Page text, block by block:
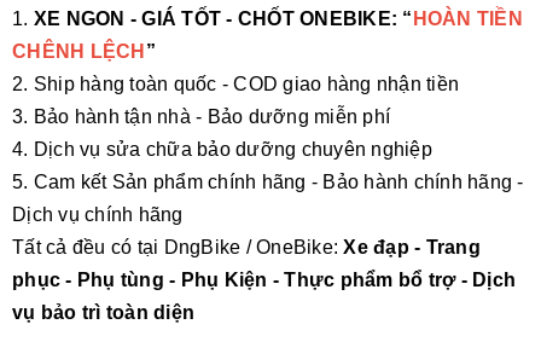
1. XE NGON - GIÁ TỐT - CHỐT ONEBIKE: “ HOÀN TIỀN
CHÊNH LỆCH ”
2. Ship hàng toàn quốc - COD giao hàng nhận tiền
3. Bảo hành tận nhà - Bảo dưỡng miễn phí
4. Dịch vụ sửa chữa bảo dưỡng chuyên nghiệp
5. Cam kết Sản phẩm chính hãng - Bảo hành chính hãng -
Dịch vụ chính hãng
Tất cả đều có tại DngBike / OneBike: Xe đạp - Trang
phục - Phụ tùng - Phụ Kiện - Thực phẩm bổ trợ - Dịch
vụ bảo trì toàn diện